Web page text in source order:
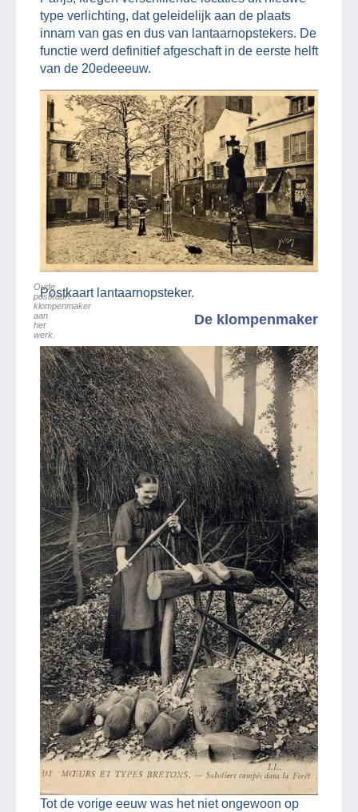
type verlichting, dat geleidelijk aan de plaats
innam van gas en dus van lantaarnopstekers. De
functie werd definitief afgeschaft in de eerste helft
van de 20edeeeuw.
Postkaart lantaarnopsteker.
De klompenmaker
Oude
postkaart
klompenmaker
aan
het
werk.
Tot de vorige eeuw was het niet ongewoon op